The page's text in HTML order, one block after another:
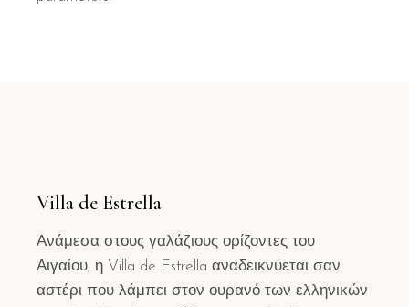
Villa de Estrella
Ανάμεσα στους γαλάζιους ορίζοντες του
Αιγαίου, η Villa de Estrella αναδεικνύεται σαν
αστέρι που λάμπει στον ουρανό των ελληνικών